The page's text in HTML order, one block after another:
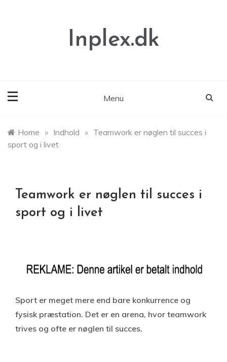
Inplex.dk
Menu
Home » Indhold » Teamwork er nøglen til succes i
sport og i livet
Teamwork er nøglen til succes i
sport og i livet
Sport er meget mere end bare konkurrence og
fysisk præstation. Det er en arena, hvor teamwork
trives og ofte er nøglen til succes.